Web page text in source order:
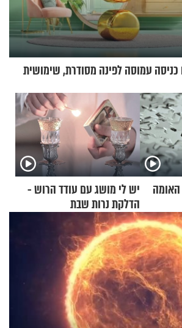
כניסה עמוסה לפינה מסודרת, שימושית
האומה
יש לי מושג עם עודד הרוש -
הדלקת נרות שבת